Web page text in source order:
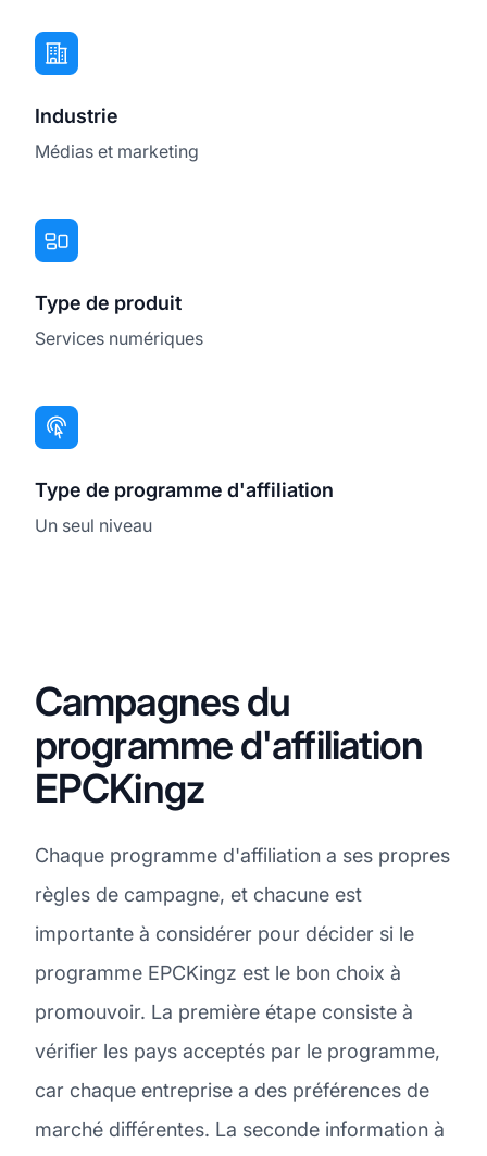
Industrie
Médias et marketing
Type de produit
Services numériques
Type de programme d'affiliation
Un seul niveau
Campagnes du
programme d'affiliation
EPCKingz
Chaque programme d'affiliation a ses propres
règles de campagne, et chacune est
importante à considérer pour décider si le
programme EPCKingz est le bon choix à
promouvoir. La première étape consiste à
vérifier les pays acceptés par le programme,
car chaque entreprise a des préférences de
marché différentes. La seconde information à